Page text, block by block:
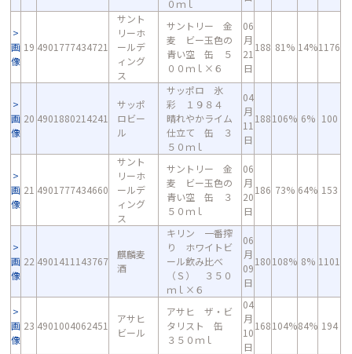
０ｍｌ
画
像
19 4901777434721
サント
リーホ
ールデ
ィング
ス
サントリー 金
麦 ビー玉色の
青い空 缶 ５
００ｍｌ×６
06
月
21
日
188 81% 14%1176
画
像
20 4901880214241
サッポ
ロビー
ル
サッポロ 氷
彩 １９８４
晴れやかライム
仕立て 缶 ３
５０ｍｌ
04
月
11
日
188106% 6% 100
画
像
21 4901777434660
サント
リーホ
ールデ
ィング
ス
サントリー 金
麦 ビー玉色の
青い空 缶 ３
５０ｍｌ
06
月
20
日
186 73% 64% 153
画
像
22 4901411143767
麒麟麦
酒
キリン 一番搾
り ホワイトビ
ール飲み比べ
（Ｓ） ３５０
ｍｌ×６
06
月
09
日
180108% 8% 1101
画
像
23 4901004062451
アサヒ
ビール
アサヒ ザ・ビ
タリスト 缶
３５０ｍｌ
04
月
10
日
168104%84% 194